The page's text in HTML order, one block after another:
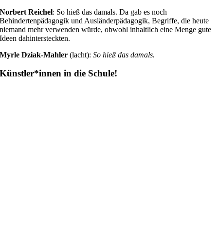
Norbert Reichel: So hieß das damals. Da gab es noch
Behindertenpädagogik und Ausländerpädagogik, Begriffe, die heute
niemand mehr verwenden würde, obwohl inhaltlich eine Menge gute
Ideen dahintersteckten.
Myrle Dziak-Mahler(lacht):So hieß das damals.
Künstler*innen in die Schule!